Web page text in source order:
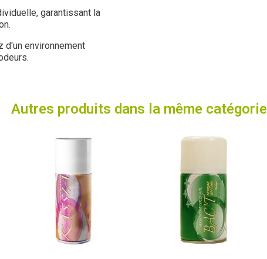
garantissant la
environnement
Autres produits dans la même catégorie